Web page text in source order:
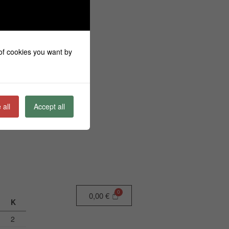
Κ
2
0,00€
cookies you want by
all Accept all